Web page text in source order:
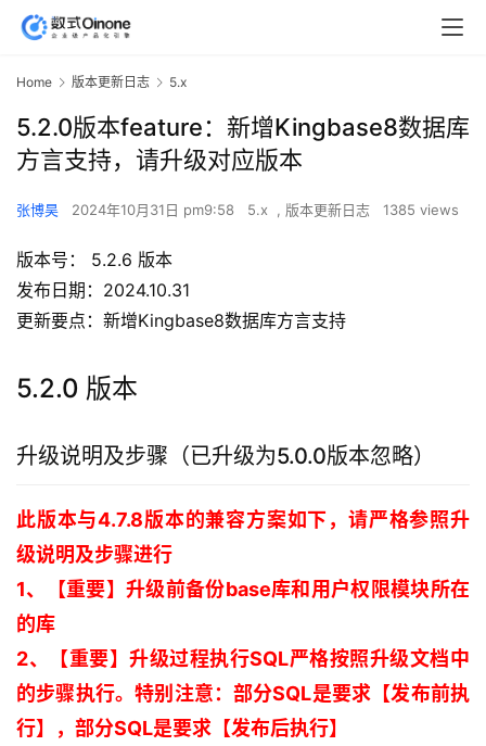
Home 版本更新日志 5.x
5.2.0版本feature：新增Kingbase8数据库
方言支持，请升级对应版本
张博昊 2024年10月31日 pm9:58 5.x , 版本更新日志 1385 views
版本号： 5.2.6 版本
发布日期：2024.10.31
更新要点：新增Kingbase8数据库方言支持
5.2.0 版本
升级说明及步骤（已升级为5.0.0版本忽略）
此版本与4.7.8版本的兼容方案如下，请严格参照升
级说明及步骤进行
1、【重要】升级前备份base库和用户权限模块所在
的库
2、【重要】升级过程执行SQL严格按照升级文档中
的步骤执行。特别注意：部分SQL是要求【发布前执
行】，部分SQL是要求【发布后执行】